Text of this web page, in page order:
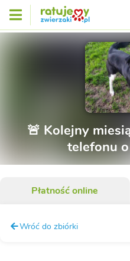
🚨 Kolejny
telefonu
Płatność online
Wróć do zbiórki